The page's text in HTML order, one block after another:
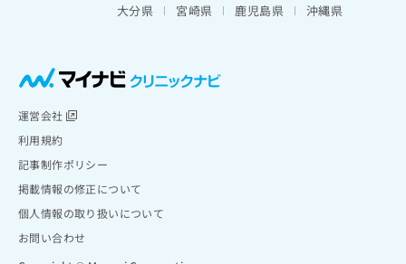
大分県
宮崎県 鹿児島県 沖縄県
運営会社
利用規約
記事制作ポリシー
掲載情報の修正について
個人情報の取り扱いについて
お問い合わせ